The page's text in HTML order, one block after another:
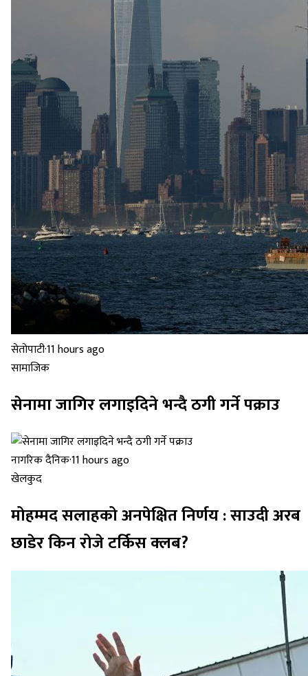
सेतोपाटी·11 hours ago
सामाजिक
सेनामा जागिर लगाइदिने भन्दै ठगी गर्ने पक्राउ
नागरिक दैनिक·11 hours ago
खेलकुद
मोहम्मद सलाहको अनपेक्षित निर्णय : साउदी अरब
छाडेर किन रोजे टर्किस क्लब?